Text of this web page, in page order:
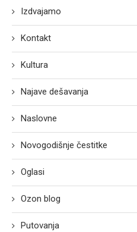
Izdvajamo
Kontakt
Kultura
Najave dešavanja
Naslovne
Novogodišnje čestitke
Oglasi
Ozon blog
Putovanja